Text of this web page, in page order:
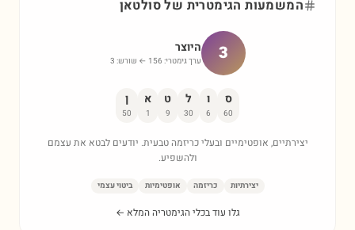
המשמעות הגימטרית שלסולטאן
3 היוצר
ערך גימטרי: 156 ← שורש: 3
ס
60
ו
6
ל
30
ט
9
א
1
ן
50
יצירתיים, אופטימיים ובעלי כריזמה טבעית. יודעים לבטא את עצמם
ולהשפיע.
יצירתיות כריזמה אופטימיות ביטוי עצמי
גלו עוד בכלי הגימטריה המלא ←